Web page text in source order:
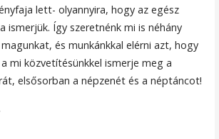
lett- olyannyira, hogy az egész
ismerjük. Így szeretnénk mi is néhány
magunkat, és munkánkkal elérni azt, hogy
mi közvetítésünkkel ismerje meg a
elsősorban a népzenét és a néptáncot!